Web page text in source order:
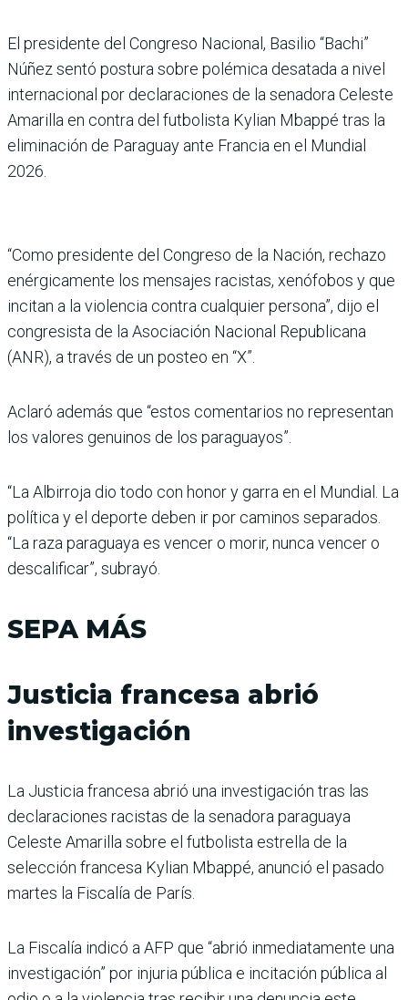
El presidente del Congreso Nacional, Basilio “Bachi”
Núñez sentó postura sobre polémica desatada a nivel
internacional por declara­ciones de la senadora Celeste
Amarilla en contra del futbo­lista Kylian Mbappé tras la
eli­minación de Paraguay ante Francia en el Mundial
2026.
“Como presidente del Con­greso de la Nación, rechazo
enérgicamente los mensajes racistas, xenófobos y que
inci­tan a la violencia contra cual­quier persona”, dijo el
congre­sista de la Asociación Nacional Republicana
(ANR), a través de un posteo en “X”.
Aclaró además que “estos comentarios no representan
los valores genuinos de los paraguayos”.
“La Albirroja dio todo con honor y garra en el Mundial. La
política y el deporte deben ir por caminos separados.
“La raza paraguaya es vencer o morir, nunca vencer o
desca­lificar”, subrayó.
SEPA MÁS
Justicia francesa abrió
investigación
La Justicia francesa abrió una investigación tras las
declaracio­nes racistas de la senadora paraguaya
Celeste Amarilla sobre el futbolista estrella de la
selección francesa Kylian Mbappé, anun­ció el pasado
martes la Fiscalía de París.
La Fiscalía indicó a AFP que “abrió inmediatamente una
inves­tigación” por injuria pública e incitación pública al